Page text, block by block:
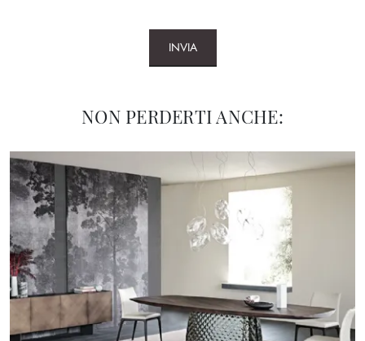
INVIA
NON PERDERTI ANCHE: